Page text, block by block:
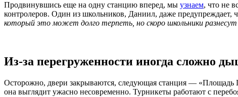
Продвинувшись еще на одну станцию вперед, мы узнаем, что не
контролеров. Один из школьников, Даниил, даже предупреждает,
который это может долго терпеть, но скоро школьники
Из-за перегруженности иногда сложно
Осторожно, двери закрываются, следующая станция — «Площадь
она выглядит ужасно несовременно. Турникеты работают с